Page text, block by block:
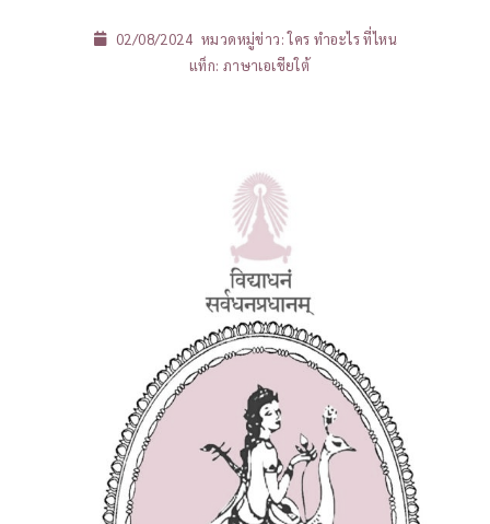
02/08/2024 หมวดหมู่ข่าว:ใคร ทำอะไร ที่ไหน
แท็ก: ภาษาเอเชียใต้